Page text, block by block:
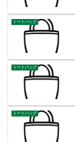
トートバッグ
トートバッグ
トートバッグ